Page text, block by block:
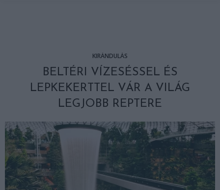
KIRÁNDULÁS
BELTÉRI VÍZESÉSSEL ÉS
LEPKEKERTTEL VÁR A VILÁG
LEGJOBB REPTERE